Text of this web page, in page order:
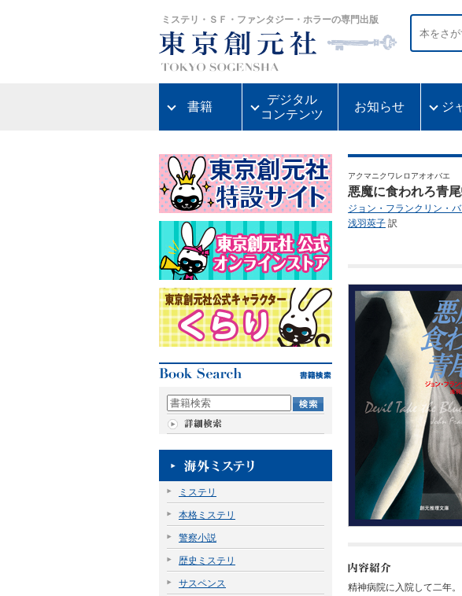
ミステリ・ＳＦ・ファンタジー・ホラーの専門出版
書籍
デジタル
コンテンツ
お知らせ ジ
ミステリ
本格ミステリ
警察小説
歴史ミステリ
サスペンス
アクマニクワレロアオオバエ
悪魔に食われろ青
ジョン・フランクリン・
浅羽莢子 訳
精神病院に入院して二年